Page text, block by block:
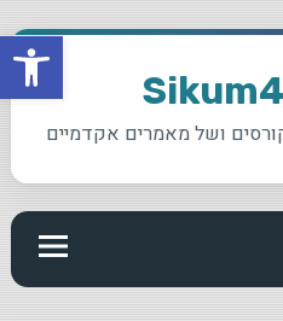
פתח
ושל מאמרים אקדמיים